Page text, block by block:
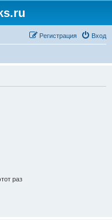
Вход
Регистрация
раз